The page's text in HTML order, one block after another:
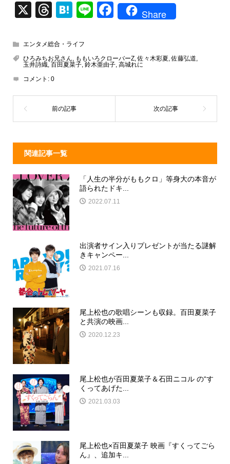
X
T
e
a
d
s
H
e
n
Li
F
e
o
k
Share
エンタメ総合・ライフ
ひろみちお兄さん, ももいろクローバーZ,佐々木彩夏,佐藤弘道,
玉井詩織, 百田夏菜子, 鈴木亜由子, 高城れに
コメント: 0
関連記事一覧
「人生の半分がももクロ」等身大の本音が
語られたドキ...
2022.07.11
出演者サイン入りプレゼントが当たる謎解
きキャンペー...
2021.07.16
尾上松也の歌唱シーンも収録。百田夏菜子
と共演の映画...
2020.12.23
尾上松也が百田夏菜子＆石田ニコル の“す
くってあげた...
2021.03.03
尾上松也×百田夏菜子 映画『すくってごら
ん』、追加キ...